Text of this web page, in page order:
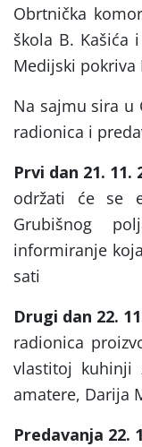
Obrtnička
škola B. Kašića
Medijski pokriva
Na sajmu sira u
radionica i
Prvi dan 21. 11.
održati će se
Grubišnog
informiranje
sati
Drugi dan 22.
radionica
vlastitoj kuhinji
amatere, Darija
Predavanja 22.